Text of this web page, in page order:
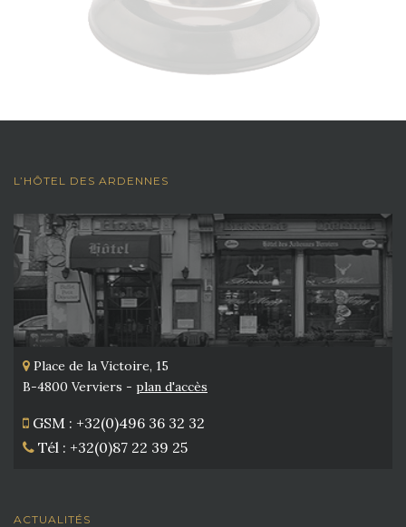
L’HÔTEL DES ARDENNES
Place de la Victoire, 15
B-4800 Verviers - plan d'accès
GSM : +32(0)496 36 32 32
Tél : +32(0)87 22 39 25
ACTUALITÉS